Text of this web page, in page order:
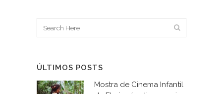
ÚLTIMOS POSTS
Mostra de Cinema Infantil